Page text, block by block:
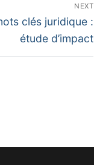
NEXT
clés juridique :
étude d’impact